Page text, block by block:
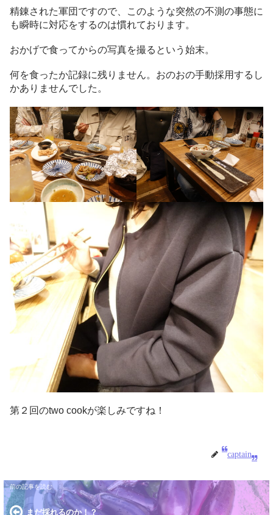
精錬された軍団ですので、このような突然の不測の事態に
も瞬時に対応をするのは慣れております。
おかげで食ってからの写真を撮るという始末。
何を食ったか記録に残りません。おのおの手動採用するし
かありませんでした。
第２回のtwo cookが楽しみですね！
captain
まだ採れるのか！？